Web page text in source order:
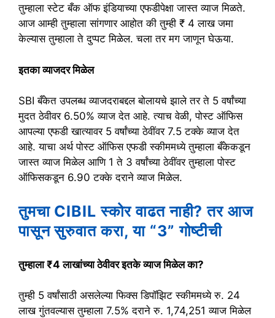
तुम्हाला स्टेट बँक ऑफ इंडियाच्या एफडीपेक्षा जास्त व्याज मिळते.
आज आम्ही तुम्हाला सांगणार आहोत की तुम्ही ₹ 4 लाख जमा
केल्यास तुम्हाला ते दुप्पट मिळेल. चला तर मग जाणून घेऊया.
इतका व्याजदर मिळेल
SBI बँकेत उपलब्ध व्याजदराबद्दल बोलायचे झाले तर ते 5 वर्षांच्या
मुदत ठेवीवर 6.50% व्याज देत आहे. त्याच वेळी, पोस्ट ऑफिस
आपल्या एफडी खात्यावर 5 वर्षांच्या ठेवींवर 7.5 टक्के व्याज देत
आहे. याचा अर्थ पोस्ट ऑफिस एफडी स्कीममध्ये तुम्हाला बँकेकडून
जास्त व्याज मिळेल आणि 1 ते 3 वर्षांच्या ठेवींवर तुम्हाला पोस्ट
ऑफिसकडून 6.90 टक्के दराने व्याज मिळेल.
तुमचा CIBIL स्कोर वाढत नाही? तर आज
पासून सुरुवात करा, या “3” गोष्टीची
तुम्हाला ₹4 लाखांच्या ठेवीवर इतके व्याज मिळेल का?
तुम्ही 5 वर्षांसाठी असलेल्या फिक्स डिपॉझिट स्कीममध्ये रु. 24
लाख गुंतवल्यास तुम्हाला 7.5% दराने रु. 1,74,251 व्याज मिळेल